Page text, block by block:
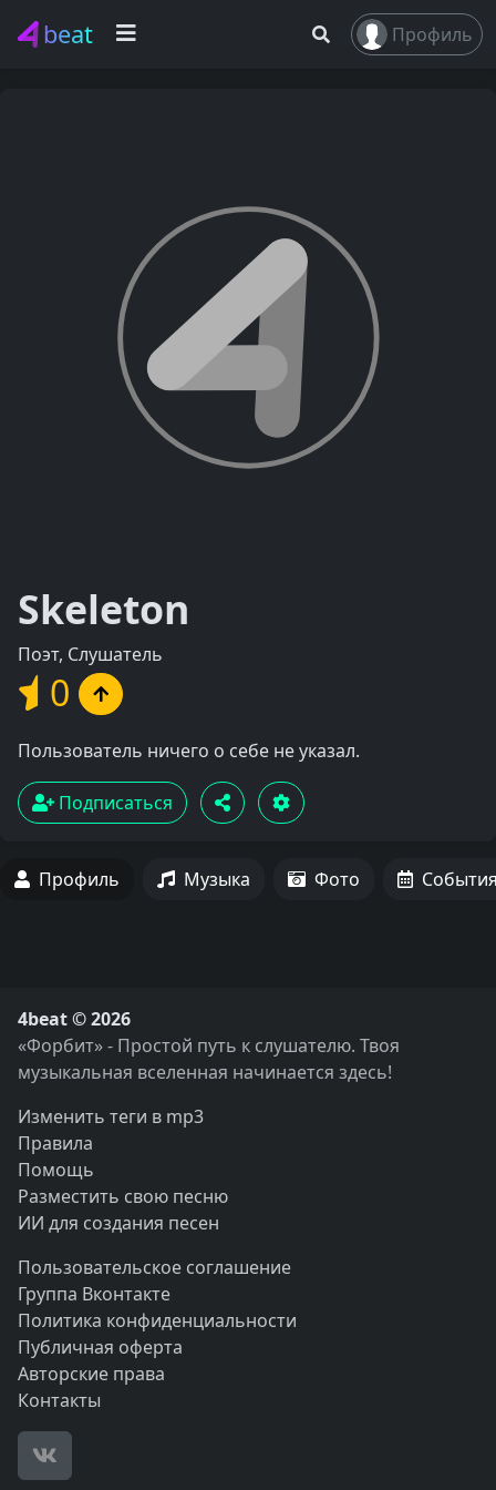
beat Профиль
Skeleton
Поэт, Слушатель
0
Пользователь ничего о себе не указал.
Подписаться
Профиль Музыка Фото
4beat © 2026
«Форбит» - Простой путь к слушателю. Твоя
музыкальная вселенная начинается здесь!
Изменить теги в mp3
Правила
Помощь
Разместить свою песню
ИИ для создания песен
Пользовательское соглашение
Группа Вконтакте
Политика конфиденциальности
Публичная оферта
Авторские права
Контакты